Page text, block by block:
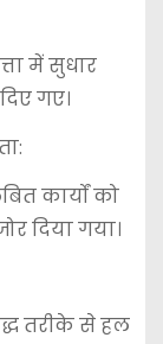
में सुधार
गए।
कार्यों को
दिया गया।
तरीके से हल